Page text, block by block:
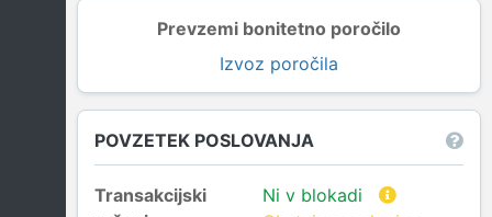
Prevzemi bonitetno poročilo
Izvoz poročila
POVZETEK POSLOVANJA
Transakcijski
Ni v blokadi